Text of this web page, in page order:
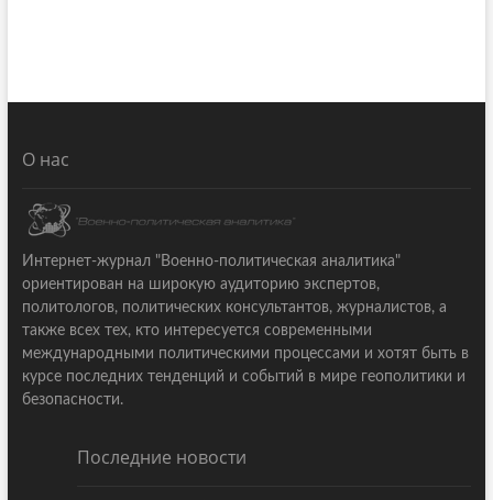
О нас
Интернет-журнал "Военно-политическая аналитика"
ориентирован на широкую аудиторию экспертов,
политологов, политических консультантов, журналистов, а
также всех тех, кто интересуется современными
международными политическими процессами и хотят быть в
курсе последних тенденций и событий в мире геополитики и
безопасности.
Последние новости